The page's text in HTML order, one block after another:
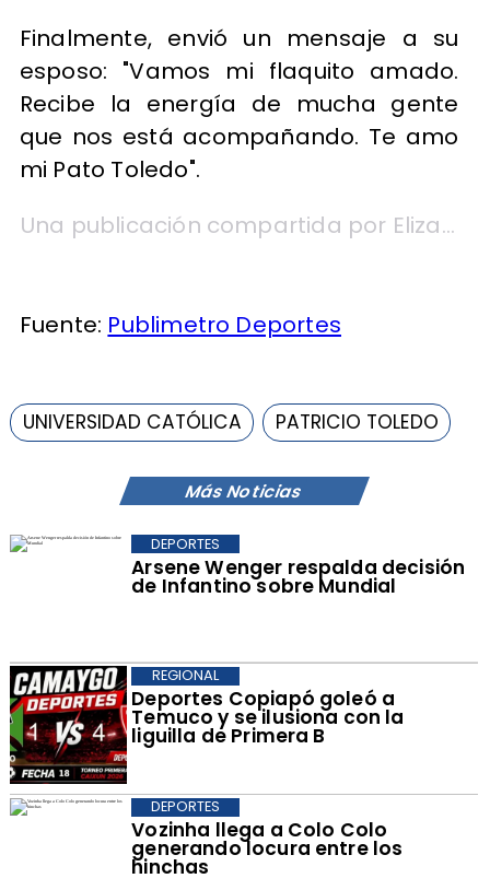
Más Noticias
Arsene Wenger respalda decisión
de Infantino sobre Mundial
DEPORTES
Deportes Copiapó goleó a
Temuco y se ilusiona con la
liguilla de Primera B
REGIONAL
Vozinha llega a Colo Colo
generando locura entre los
hinchas
DEPORTES
Finalmente, envió un mensaje a su
esposo: "Vamos mi flaquito amado.
Recibe la energía de mucha gente
que nos está acompañando. Te amo
mi Pato Toledo".
Una publicación compartida por Elizabeth Serrano Zavala (@profe.elyserranoza_)
Fuente: Publimetro Deportes
UNIVERSIDAD CATÓLICA PATRICIO TOLEDO